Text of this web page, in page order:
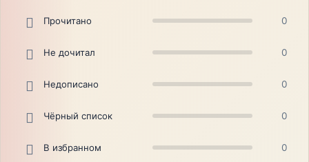
Прочитано 0
Не дочитал 0
Недописано 0
Чёрный список 0
В избранном 0